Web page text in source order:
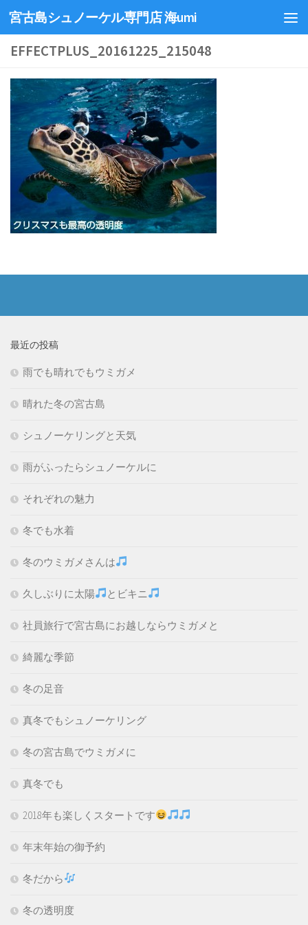
宮古島シュノーケル専門店 海umi
EFFECTPLUS_20161225_215048
最近の投稿
雨でも晴れでもウミガメ
晴れた冬の宮古島
シュノーケリングと天気
雨がふったらシュノーケルに
それぞれの魅力
冬でも水着
冬のウミガメさんは
久しぶりに太陽 とビキニ
社員旅行で宮古島にお越しならウミガメと
綺麗な季節
冬の足音
真冬でもシュノーケリング
冬の宮古島でウミガメに
真冬でも
2018年も楽しくスタートです
年末年始の御予約
冬だから
冬の透明度